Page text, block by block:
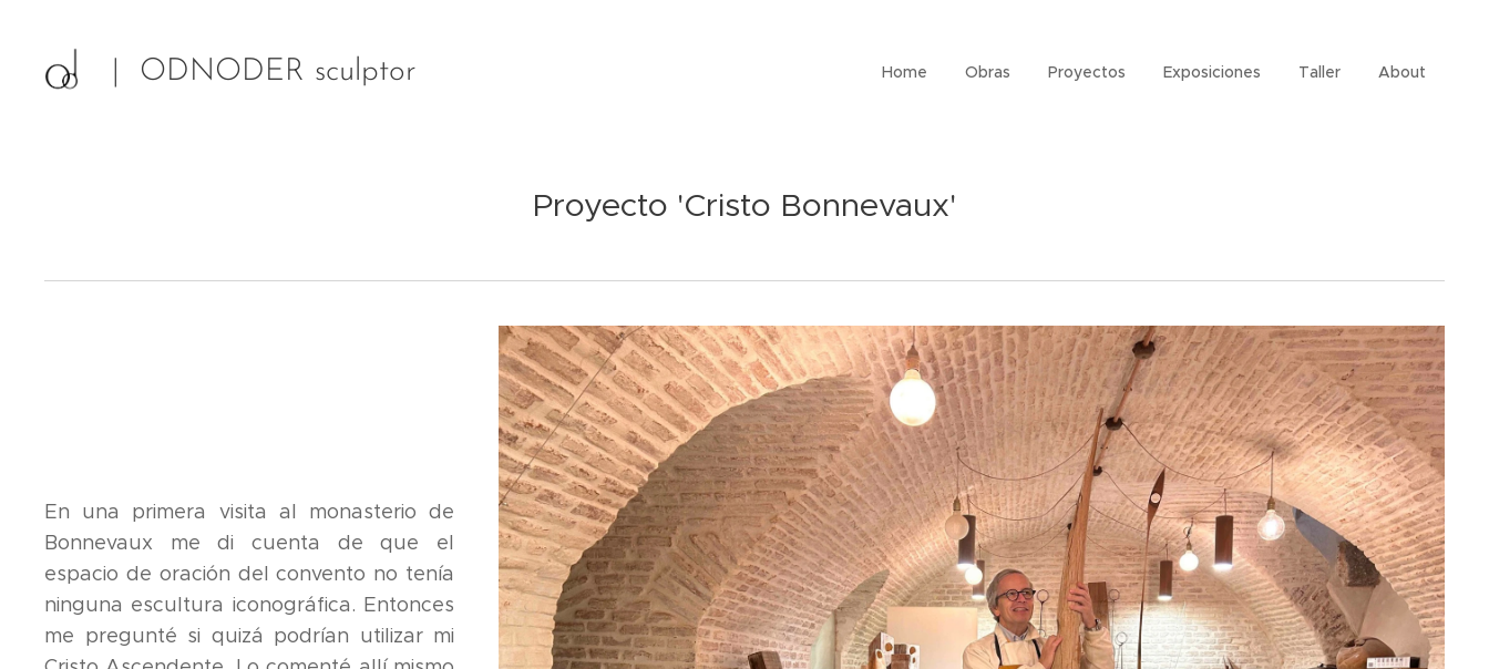
| ODNODER sculptor Home Obras Proyectos Exposiciones Taller About
Proyecto 'Cristo Bonnevaux'
En una primera visita al monasterio de
Bonnevaux me di cuenta de que el
espacio de oración del convento no tenía
ninguna escultura iconográfica. Entonces
me pregunté si quizá podrían utilizar mi